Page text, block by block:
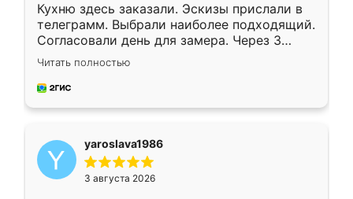
Кухню здесь заказали. Эскизы прислали в
телеграмм. Выбрали наиболее подходящий.
Согласовали день для замера. Через 3
недели кухня была уже готова. Остались
довольны работой. Спасибо Ренессанс
мебель за качественную работу!
Читать полностью
yaroslava1986
3 августа 2026